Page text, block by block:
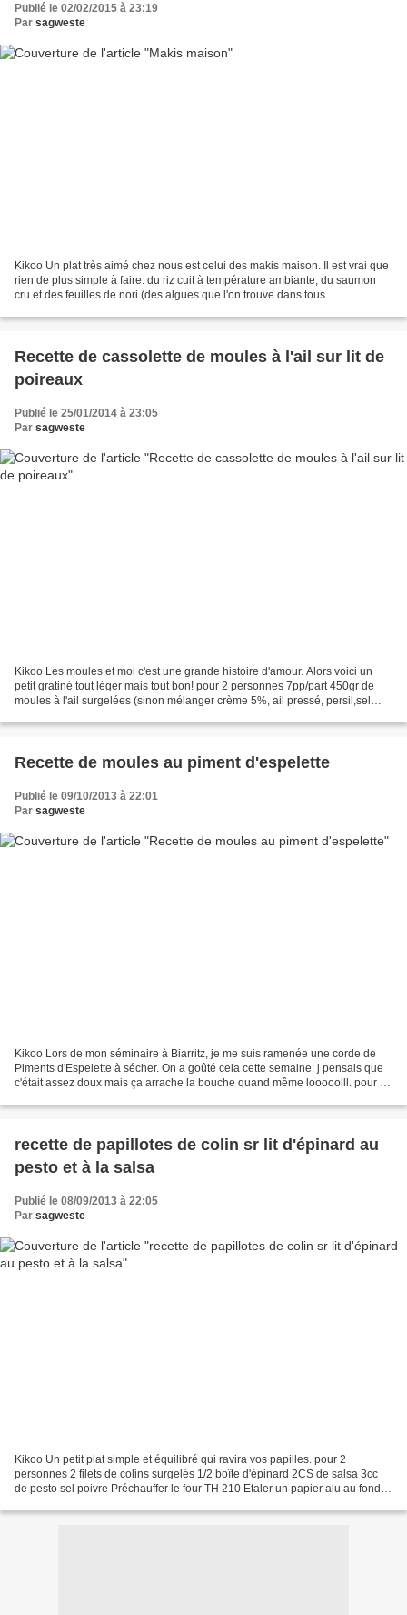
Publié le 02/02/2015 à 23:19
Par sagweste
Kikoo Un plat très aimé chez nous est celui des makis maison. Il est vrai que
rien de plus simple à faire: du riz cuit à température ambiante, du saumon
cru et des feuilles de nori (des algues que l'on trouve dans tous
Recette de cassolette de moules à l'ail sur lit de
poireaux
Publié le 25/01/2014 à 23:05
Par sagweste
Kikoo Les moules et moi c'est une grande histoire d'amour. Alors voici un
petit gratiné tout léger mais tout bon! pour 2 personnes 7pp/part 450gr de
moules à l'ail surgelées (sinon mélanger crème 5%, ail pressé, persil,sel
Recette de moules au piment d'espelette
Publié le 09/10/2013 à 22:01
Par sagweste
Kikoo Lors de mon séminaire à Biarritz, je me suis ramenée une corde de
Piments d'Espelette à sécher. On a goûté cela cette semaine: j pensais que
c'était assez doux mais ça arrache la bouche quand même looooolll. pour 1
recette de papillotes de colin sr lit d'épinard au
pesto et à la salsa
Publié le 08/09/2013 à 22:05
Par sagweste
Kikoo Un petit plat simple et équilibré qui ravira vos papilles. pour 2
personnes 2 filets de colins surgelés 1/2 boîte d'épinard 2CS de salsa 3cc
de pesto sel poivre Préchauffer le four TH 210 Etaler un papier alu au fond